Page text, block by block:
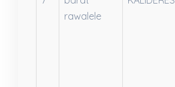
rawalele